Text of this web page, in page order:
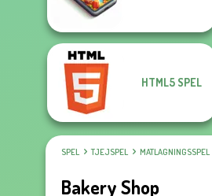
HTML5 SPEL
SPEL TJEJSPEL MATLAGNINGSSPEL
Bakery Shop